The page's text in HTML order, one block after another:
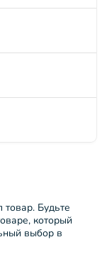
товар. Будьте
который
выбор в